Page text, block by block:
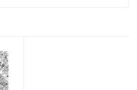
и «Волшебный сад»,
и среди детей.
Джоанны –
высокая детализация,
контуров в